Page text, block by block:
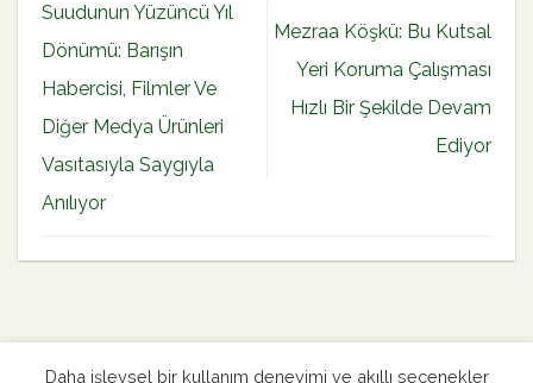
Suudunun Yüzüncü Yıl
Dönümü: Barışın
Habercisi, Filmler Ve
Diğer Medya Ürünleri
Vasıtasıyla Saygıyla
Anılıyor
Mezraa Köşkü: Bu Kutsal
Yeri Koruma Çalışması
Hızlı Bir Şekilde Devam
Ediyor
Daha işlevsel bir kullanım deneyimi ve akıllı seçenekler